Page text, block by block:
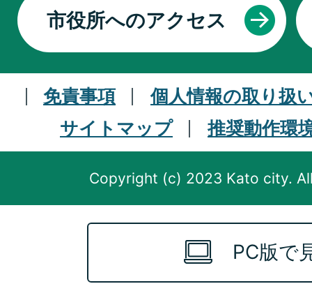
市役所へのアクセス
免責事項
個人情報の取り扱
サイトマップ
推奨動作環
Copyright (c) 2023 Kato city.
PC版で